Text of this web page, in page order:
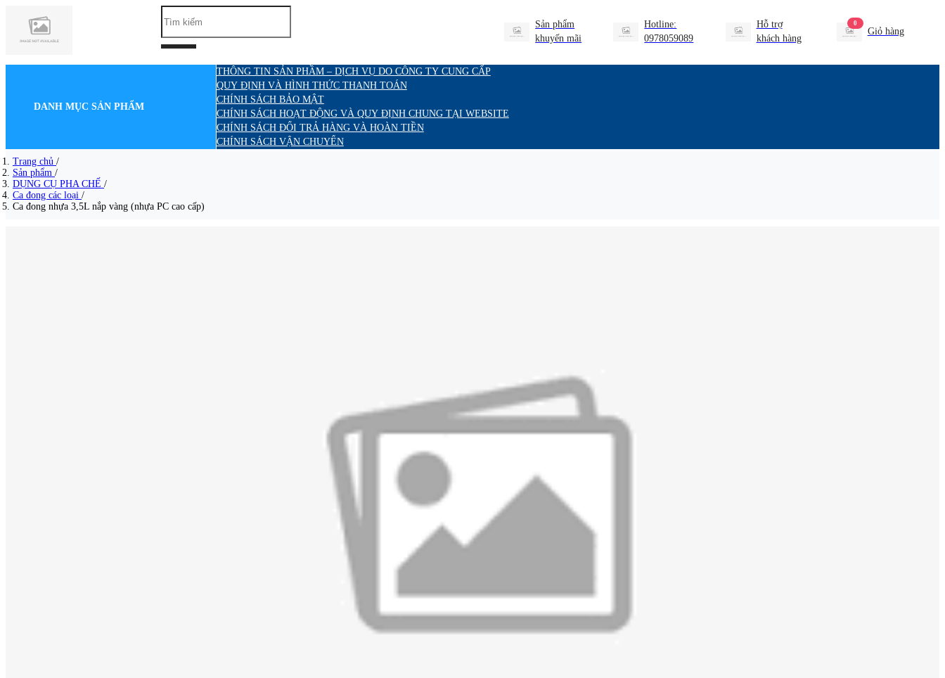
Sản phẩm
khuyến mãi
Hotline:
0978059089
Hỗ trợ
khách hàng
0
Giỏ hàng
DANH MỤC SẢN PHẨM
THÔNG TIN SẢN PHẦM – DỊCH VỤ DO CÔNG TY CUNG CẤP
QUY ĐỊNH VÀ HÌNH THỨC THANH TOÁN
CHÍNH SÁCH BẢO MẬT
CHÍNH SÁCH HOẠT ĐỘNG VÀ QUY ĐỊNH CHUNG TẠI WEBSITE
CHÍNH SÁCH ĐỔI TRẢ HÀNG VÀ HOÀN TIỀN
CHÍNH SÁCH VẬN CHUYỂN
Trang chủ /
Sản phẩm /
DỤNG CỤ PHA CHẾ /
Ca đong các loại /
Ca đong nhựa 3,5L nắp vàng (nhựa PC cao cấp)